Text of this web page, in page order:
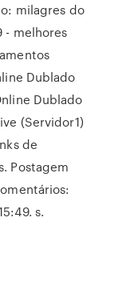
milagres do
- melhores
Dublado
Dublado
(Servidor1)
de
Postagem
s.